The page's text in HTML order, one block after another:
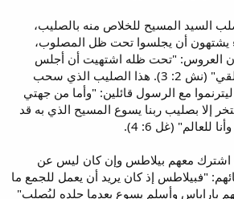
السيد المسيح للخلاص منه بالصليب،
يشتهون أن يجلسوا تحت ظل المصلوب،
العروس: "تحت ظله اشتهيت أن أجلس
وثمرته حلوة لحلقي" (نش 2: 3). هذا الصليب الذي سحب
مع الرسول قائلين: "وأما من جهتي
إلا بصليب ربنا يسوع المسيح الذي به قد
للعالم" (غل 6: 4).
اشترك معهم بيلاطس وإن كان ليس عن
"فبيلاطس إذ كان يريد أن يعمل للجمع ما
باراباس وأسلم يسوع بعدما جلده ليُصلب"